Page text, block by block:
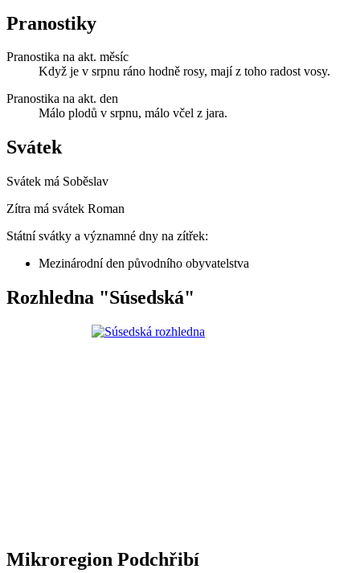
Pranostiky
Pranostika na akt. měsíc
Když je v srpnu ráno hodně rosy, mají z toho radost vosy.
Pranostika na akt. den
Málo plodů v srpnu, málo včel z jara.
Svátek
Svátek má Soběslav
Zítra má svátek Roman
Státní svátky a významné dny na zítřek:
Mezinárodní den původního obyvatelstva
Rozhledna "Súsedská"
Mikroregion Podchřibí